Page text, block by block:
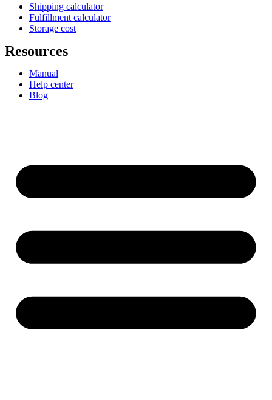
Shipping calculator
Fulfillment calculator
Storage cost
Resources
Manual
Help center
Blog